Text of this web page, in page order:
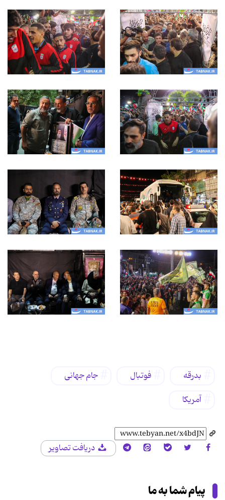
بدرقه فوتبال
جام جهانی
آمریکا
دریافت تصاویر
پیام شما به ما